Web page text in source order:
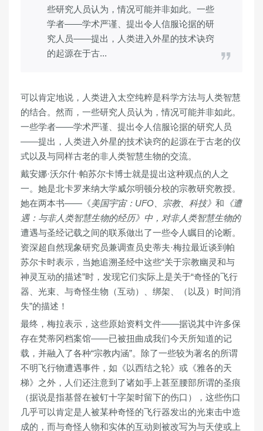
些研究人员认为，情况可能并非如此。一些
学者——学术严谨、提出令人信服论据的研
究人员——提出，人类进入外星的技术诀窍
的起源在于古...
可以肯定地说，人类进入太空纯粹是科学方法与人类智慧
的结合。然而，一些研究人员认为，情况可能并非如此。
一些学者——学术严谨、提出令人信服论据的研究人员
——提出，人类进入外星的技术诀窍的起源在于古老的仪
式以及与同样古老的非人类智慧生物的交流。
戴安娜·沃尔什·帕苏尔卡博士就是提出这种观点的人之
一。她是北卡罗来纳大学威尔明顿分校的宗教研究教授。
她在两本书——《美国宇宙：UFO、宗教、科技》 和 《遭
遇：与非人类智慧生物的经历》中，对非人类智慧生物的
遭遇与圣经记载之间的联系做出了一些令人瞩目的论断。
资深超自然现象研究员兼调查员史蒂夫·梅拉最近谈到帕
苏尔卡时表示，当她追溯圣经中这些“关于宗教幽灵和与
神灵互动的描述”时，发现它们实际上是关于“奇怪的飞行
器、光束、与奇怪生物（互动）、绑架、（以及）时间消
失”的描述！
最终，梅拉表示，这些原始资料文件——据说其中许多保
存在梵蒂冈档案馆——已被扭曲成我们今天所知道的记
载，并融入了各种“宗教内涵”。除了一些较为著名的所谓
不明飞行物遭遇事件，如《以西结之轮》或《雅各的天
梯》之外，人们还注意到了诸如手上甚至腰部所谓的圣痕
（据说是指基督在被钉十字架时留下的伤口），这些伤口
几乎可以肯定是人被某种奇怪的飞行器发出的光束击中造
成的，而与奇怪人物和实体的互动则被改写为与天使或上